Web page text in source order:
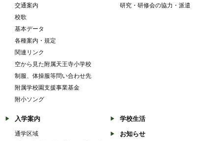
交通案内
校歌
基本データ
各種案内・規定
関連リンク
空から見た附属天王寺小学校
制服、体操服等問い合わせ先
附属学校園支援事業基金
附小ソング
研究・研修会の協力・派遣
入学案内
通学区域
学校生活
お知らせ